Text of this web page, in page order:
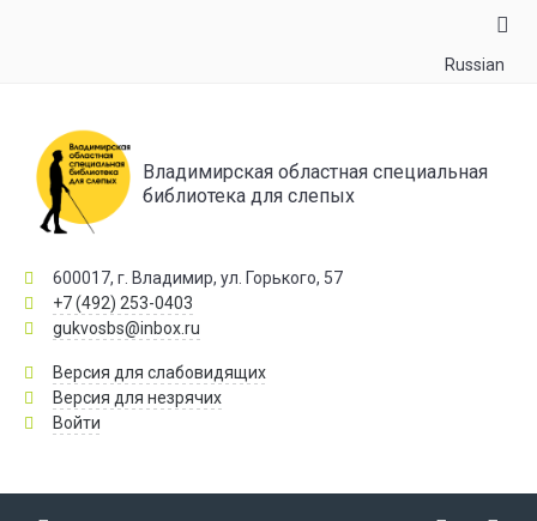
Russian
Владимирская областная специальная
библиотека для слепых
600017, г. Владимир, ул. Горького, 57
+7 (492) 253-0403
gukvosbs@inbox.ru
Версия для слабовидящих
Версия для незрячих
Войти